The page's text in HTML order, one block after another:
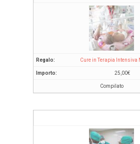
Cure in Terapia Intensiva
25,00€
Compilato